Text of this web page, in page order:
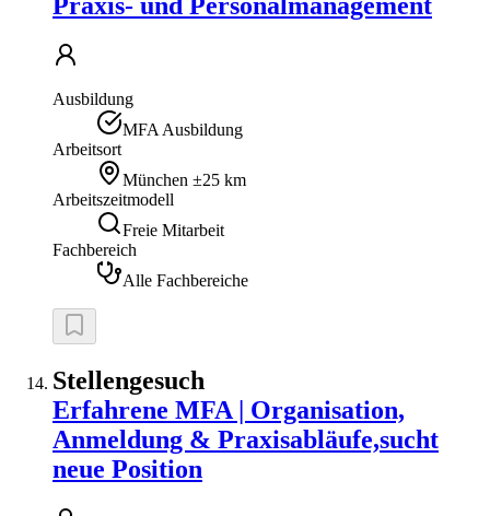
Ausbildung
MFA Ausbildung
Arbeitsort
München ±25 km
Arbeitszeitmodell
Freie Mitarbeit
Fachbereich
Alle Fachbereiche
Stellengesuch
Erfahrene MFA | Organisation,
Anmeldung & Praxisabläufe,sucht
neue Position